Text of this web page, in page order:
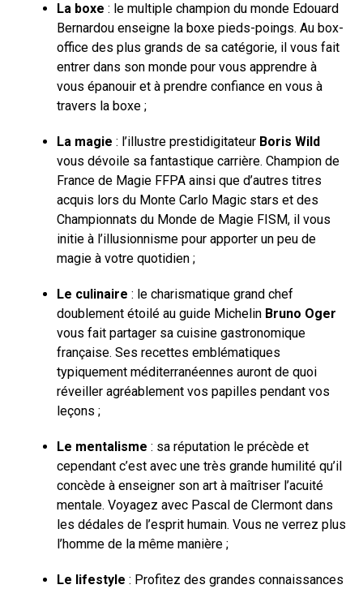
La boxe : le multiple champion du monde Edouard
Bernardou enseigne la boxe pieds-poings. Au box-
office des plus grands de sa catégorie, il vous fait
entrer dans son monde pour vous apprendre à
vous épanouir et à prendre confiance en vous à
travers la boxe ;
La magie : l’illustre prestidigitateur Boris Wild
vous dévoile sa fantastique carrière. Champion de
France de Magie FFPA ainsi que d’autres titres
acquis lors du Monte Carlo Magic stars et des
Championnats du Monde de Magie FISM, il vous
initie à l’illusionnisme pour apporter un peu de
magie à votre quotidien ;
Le culinaire : le charismatique grand chef
doublement étoilé au guide Michelin Bruno Oger
vous fait partager sa cuisine gastronomique
française. Ses recettes emblématiques
typiquement méditerranéennes auront de quoi
réveiller agréablement vos papilles pendant vos
leçons ;
Le mentalisme : sa réputation le précède et
cependant c’est avec une très grande humilité qu’il
concède à enseigner son art à maîtriser l’acuité
mentale. Voyagez avec Pascal de Clermont dans
les dédales de l’esprit humain. Vous ne verrez plus
l’homme de la même manière ;
Le lifestyle : Profitez des grandes connaissances